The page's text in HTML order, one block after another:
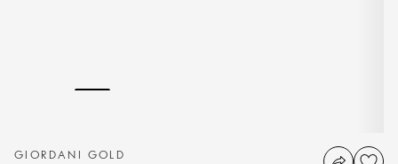
GIORDANI GOLD